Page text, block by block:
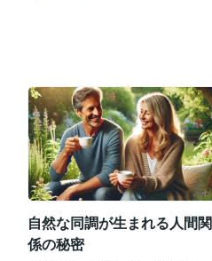
自然な同調が生まれる人間関
係の秘密